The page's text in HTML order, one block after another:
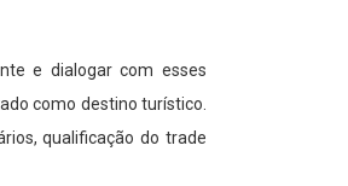
e dialogar com esses
como destino turístico.
qualificação do trade